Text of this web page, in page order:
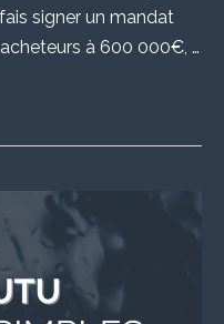
signer un mandat
à 600 000€, …